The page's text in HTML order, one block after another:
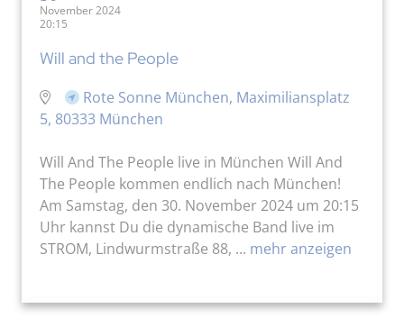
November 2024
20:15
Will and the People
Rote Sonne München, Maximiliansplatz
5, 80333 München
Will And The People live in München Will And
The People kommen endlich nach München!
Am Samstag, den 30. November 2024 um 20:15
Uhr kannst Du die dynamische Band live im
STROM, Lindwurmstraße 88, ... mehr anzeigen